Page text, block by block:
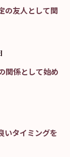
の友人として関
関係として始め
いタイミングを